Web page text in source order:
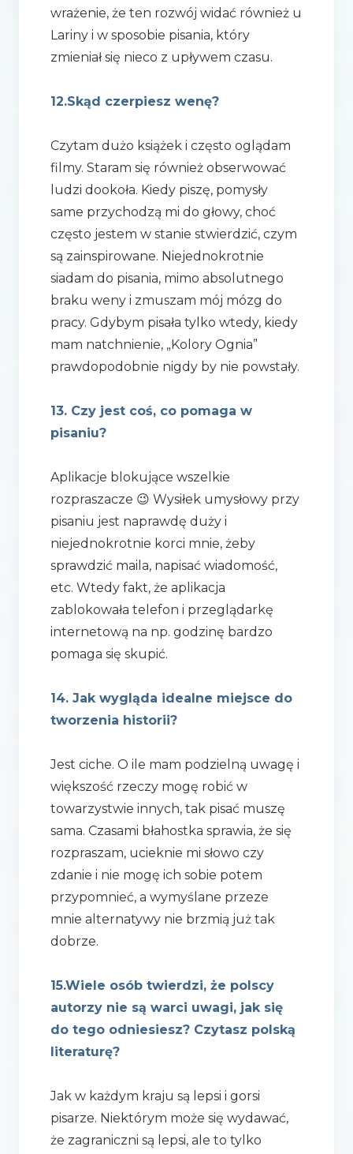
wrażenie, że ten rozwój widać również u
Lariny i w sposobie pisania, który
zmieniał się nieco z upływem czasu.
12.Skąd czerpiesz wenę?
Czytam dużo książek i często oglądam
filmy. Staram się również obserwować
ludzi dookoła. Kiedy piszę, pomysły
same przychodzą mi do głowy, choć
często jestem w stanie stwierdzić, czym
są zainspirowane. Niejednokrotnie
siadam do pisania, mimo absolutnego
braku weny i zmuszam mój mózg do
pracy. Gdybym pisała tylko wtedy, kiedy
mam natchnienie, „Kolory Ognia”
prawdopodobnie nigdy by nie powstały.
13. Czy jest coś, co pomaga w
pisaniu?
Aplikacje blokujące wszelkie
rozpraszacze 😉 Wysiłek umysłowy przy
pisaniu jest naprawdę duży i
niejednokrotnie korci mnie, żeby
sprawdzić maila, napisać wiadomość,
etc. Wtedy fakt, że aplikacja
zablokowała telefon i przeglądarkę
internetową na np. godzinę bardzo
pomaga się skupić.
14. Jak wygląda idealne miejsce do
tworzenia historii?
Jest ciche. O ile mam podzielną uwagę i
większość rzeczy mogę robić w
towarzystwie innych, tak pisać muszę
sama. Czasami błahostka sprawia, że się
rozpraszam, ucieknie mi słowo czy
zdanie i nie mogę ich sobie potem
przypomnieć, a wymyślane przeze
mnie alternatywy nie brzmią już tak
dobrze.
15.Wiele osób twierdzi, że polscy
autorzy nie są warci uwagi, jak się
do tego odniesiesz? Czytasz polską
literaturę?
Jak w każdym kraju są lepsi i gorsi
pisarze. Niektórym może się wydawać,
że zagraniczni są lepsi, ale to tylko